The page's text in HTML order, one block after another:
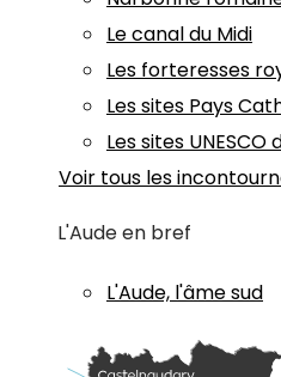
Le canal du Midi
Les forteresses
Les sites Pays
Les sites UNESCO
Voir tous les
L'Aude en bref
L'Aude, l'âme sud